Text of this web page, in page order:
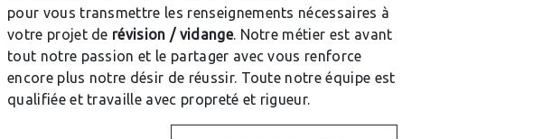
pour vous transmettre les renseignements nécessaires à
votre projet de révision / vidange. Notre métier est avant
tout notre passion et le partager avec vous renforce
encore plus notre désir de réussir. Toute notre équipe est
qualifiée et travaille avec propreté et rigueur.